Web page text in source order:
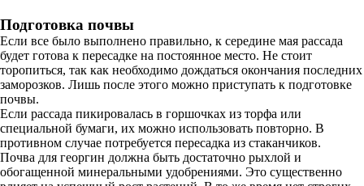
Подготовка почвы
Если все было выполнено правильно, к середине мая рассада
будет готова к пересадке на постоянное место. Не стоит
торопиться, так как необходимо дождаться окончания последних
заморозков. Лишь после этого можно приступать к подготовке
почвы.
Если рассада пикировалась в горшочках из торфа или
специальной бумаги, их можно использовать повторно. В
противном случае потребуется пересадка из стаканчиков.
Почва для георгин должна быть достаточно рыхлой и
обогащенной минеральными удобрениями. Это существенно